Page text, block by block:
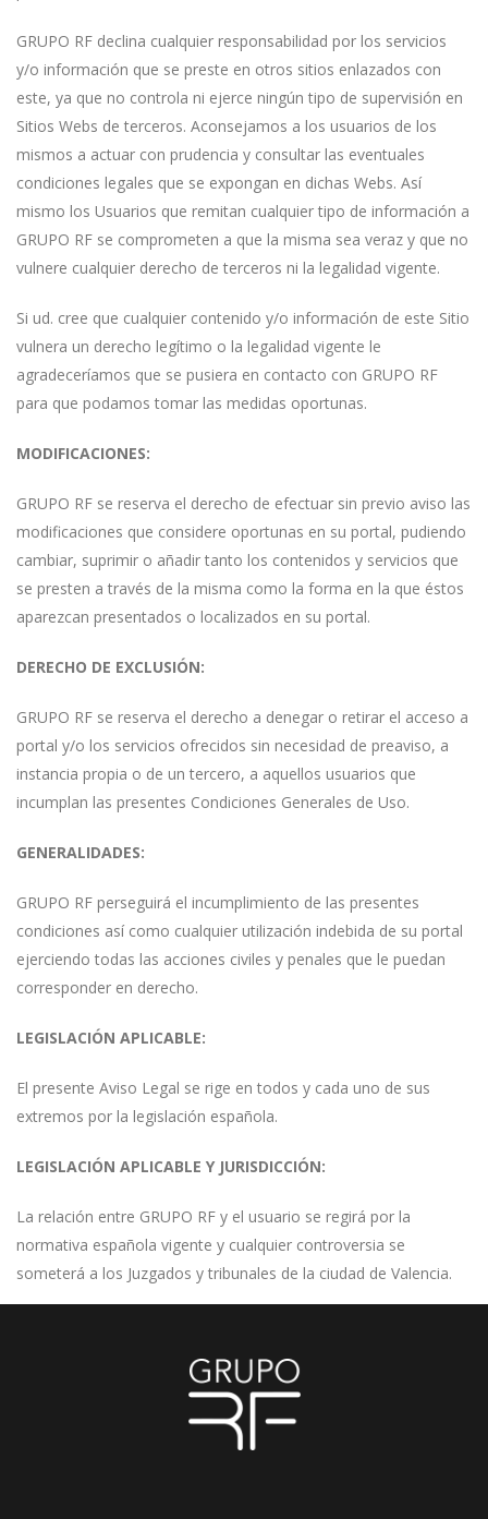
GRUPO RF declina cualquier responsabilidad por los servicios
y/o información que se preste en otros sitios enlazados con
este, ya que no controla ni ejerce ningún tipo de supervisión en
Sitios Webs de terceros. Aconsejamos a los usuarios de los
mismos a actuar con prudencia y consultar las eventuales
condiciones legales que se expongan en dichas Webs. Así
mismo los Usuarios que remitan cualquier tipo de información a
GRUPO RF se comprometen a que la misma sea veraz y que no
vulnere cualquier derecho de terceros ni la legalidad vigente.
Si ud. cree que cualquier contenido y/o información de este Sitio
vulnera un derecho legítimo o la legalidad vigente le
agradeceríamos que se pusiera en contacto con GRUPO RF
para que podamos tomar las medidas oportunas.
MODIFICACIONES:
GRUPO RF se reserva el derecho de efectuar sin previo aviso las
modificaciones que considere oportunas en su portal, pudiendo
cambiar, suprimir o añadir tanto los contenidos y servicios que
se presten a través de la misma como la forma en la que éstos
aparezcan presentados o localizados en su portal.
DERECHO DE EXCLUSIÓN:
GRUPO RF se reserva el derecho a denegar o retirar el acceso a
portal y/o los servicios ofrecidos sin necesidad de preaviso, a
instancia propia o de un tercero, a aquellos usuarios que
incumplan las presentes Condiciones Generales de Uso.
GENERALIDADES:
GRUPO RF perseguirá el incumplimiento de las presentes
condiciones así como cualquier utilización indebida de su portal
ejerciendo todas las acciones civiles y penales que le puedan
corresponder en derecho.
LEGISLACIÓN APLICABLE:
El presente Aviso Legal se rige en todos y cada uno de sus
extremos por la legislación española.
LEGISLACIÓN APLICABLE Y JURISDICCIÓN:
La relación entre GRUPO RF y el usuario se regirá por la
normativa española vigente y cualquier controversia se
someterá a los Juzgados y tribunales de la ciudad de Valencia.